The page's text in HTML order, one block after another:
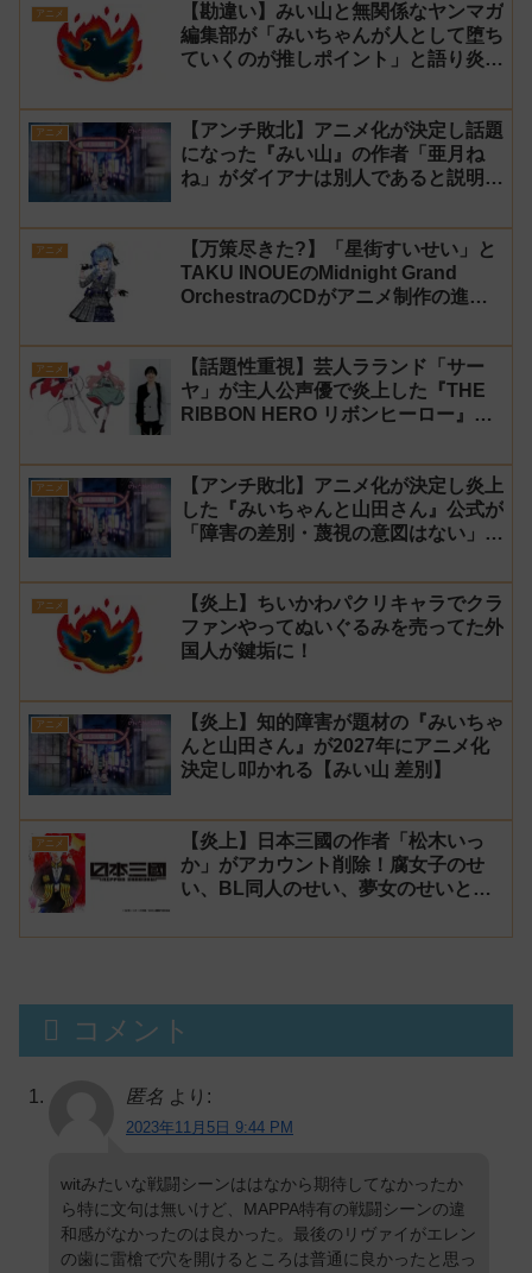
アニメ
【勘違い】みい山と無関係なヤンマガ
編集部が「みいちゃんが人として堕ち
ていくのが推しポイント」と語り炎上
ス】
アニメ
【アンチ敗北】アニメ化が決定し話題
になった『みい山』の作者「亜月ね
ね」がダイアナは別人であると説明し
アニメ
【万策尽きた?】「星街すいせい」と
TAKU INOUEのMidnight Grand
OrchestraのCDがアニメ制作の進行
アニメ
【話題性重視】芸人ラランド「サー
ヤ」が主人公声優で炎上した『THE
RIBBON HERO リボンヒーロー』に
ンルン」「でびでび・でびる」が出
演！
アニメ
【アンチ敗北】アニメ化が決定し炎上
した『みいちゃんと山田さん』公式が
「障害の差別・蔑視の意図はない」と
アニメ
【炎上】ちいかわパクリキャラでクラ
ファンやってぬいぐるみを売ってた外
国人が鍵垢に！
アニメ
【炎上】知的障害が題材の『みいちゃ
んと山田さん』が2027年にアニメ化
決定し叩かれる【みい山 差別】
アニメ
【炎上】日本三國の作者「松木いっ
か」がアカウント削除！腐女子のせ
い、BL同人のせい、夢女のせいと騒
コメント
匿名 より:
2023年11月5日 9:44 PM
witみたいな戦闘シーンははなから期待してなかったか
ら特に文句は無いけど、MAPPA特有の戦闘シーンの違
和感がなかったのは良かった。最後のリヴァイがエレン
の歯に雷槍で穴を開けるところは普通に良かったと思っ